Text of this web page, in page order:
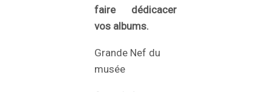
faire dédicacer
vos albums.
Grande Nef du
musée